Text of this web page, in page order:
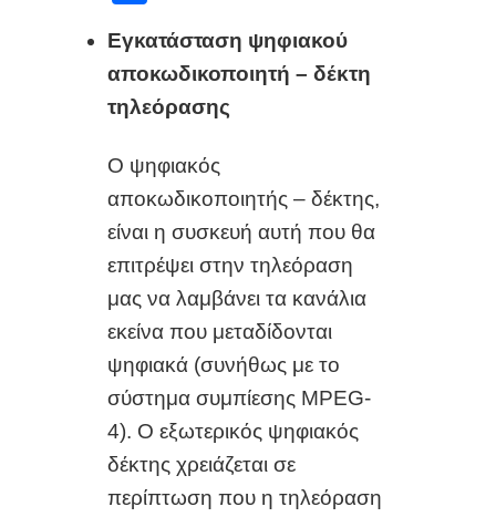
e
b
o
o
k
οι
ρ
α
σ
τ
εί
τ
ε
Εγκατάσταση ψηφιακού
αποκωδικοποιητή – δέκτη
τηλεόρασης
Ο ψηφιακός
αποκωδικοποιητής –δέκτης,
είναι η συσκευή αυτή που θα
επιτρέψει στην τηλεόραση
μας να λαμβάνει τα κανάλια
εκείνα που μεταδίδονται
ψηφιακά (συνήθως με το
σύστημα συμπίεσης MPEG-
4). Ο εξωτερικός ψηφιακός
δέκτης χρειάζεται σε
περίπτωση που η τηλεόραση